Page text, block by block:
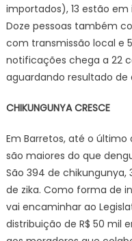
importados), 13 estão
Doze pessoas também
com transmissão local e
notificações chega a 22
aguardando resultado de
CHIKUNGUNYA CRESCE
Em Barretos, até o último
são maiores do que
São 394 de
de zika. Como forma de
vai encaminhar ao
distribuição de R$ 50 mil